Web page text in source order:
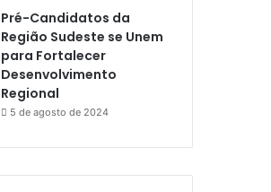
Pré-Candidatos da
Região Sudeste se Unem
para Fortalecer
Desenvolvimento
Regional
5 de agosto de 2024